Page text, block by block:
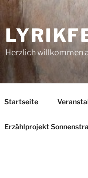
Herzlich willkommen
Startseite
Erzählprojekt